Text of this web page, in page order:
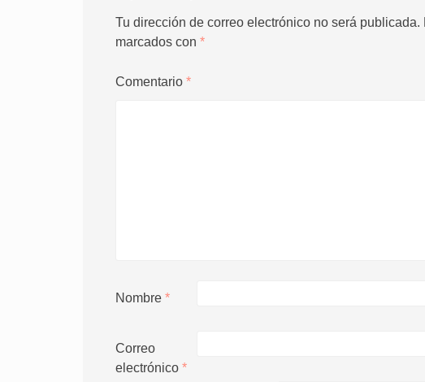
Tu dirección de correo electrónico no será publicada.
marcados con *
Comentario *
Nombre *
Correo
electrónico *